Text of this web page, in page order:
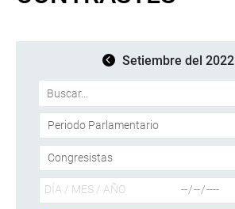
Setiembre del 2022